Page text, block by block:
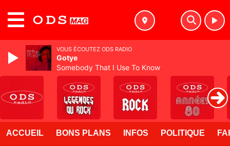
ACCUEIL BONS PLANS INFOS POLITIQUE
VOUS ÉCOUTEZ ODS RADIO
Gotye
Somebody That I Use To Know